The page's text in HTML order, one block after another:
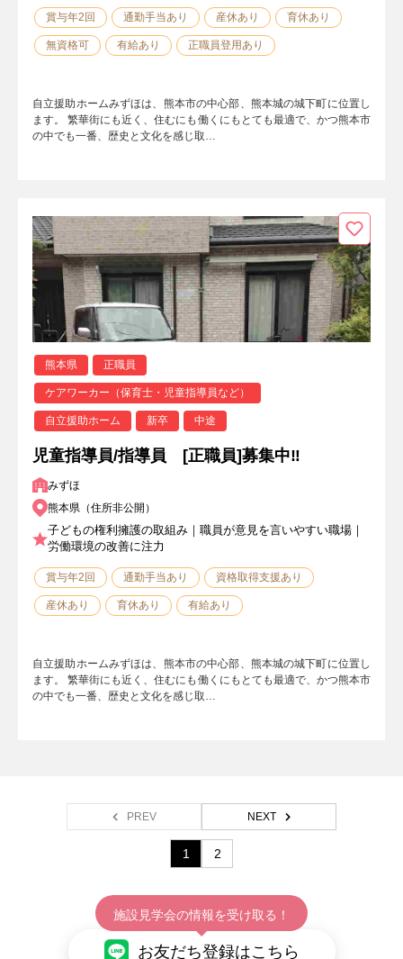
賞与年2回 通勤手当あり 産休あり 育休あり
無資格可 有給あり 正職員登用あり
自立援助ホームみずほは、熊本市の中心部、熊本城の城下町に位置し
ます。 繁華街にも近く、住むにも働くにもとても最適で、かつ熊本市
の中でも一番、歴史と文化を感じ取…
熊本県 正職員
ケアワーカー（保育士・児童指導員など）
自立援助ホーム 新卒 中途
児童指導員/指導員 [正職員]募集中‼
みずほ
熊本県（住所非公開）
子どもの権利擁護の取組み｜職員が意見を言いやすい職場｜
労働環境の改善に注力
賞与年2回 通勤手当あり 資格取得支援あり
産休あり 育休あり 有給あり
自立援助ホームみずほは、熊本市の中心部、熊本城の城下町に位置し
ます。 繁華街にも近く、住むにも働くにもとても最適で、かつ熊本市
の中でも一番、歴史と文化を感じ取…
PREV NEXT
1 2
施設見学会の情報を受け取る！
お友だち登録はこちら